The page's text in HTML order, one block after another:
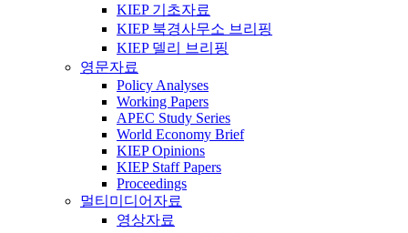
KIEP 기초자료
KIEP 북경사무소 브리핑
KIEP 델리 브리핑
영문자료
Policy Analyses
Working Papers
APEC Study Series
World Economy Brief
KIEP Opinions
KIEP Staff Papers
Proceedings
멀티미디어자료
영상자료